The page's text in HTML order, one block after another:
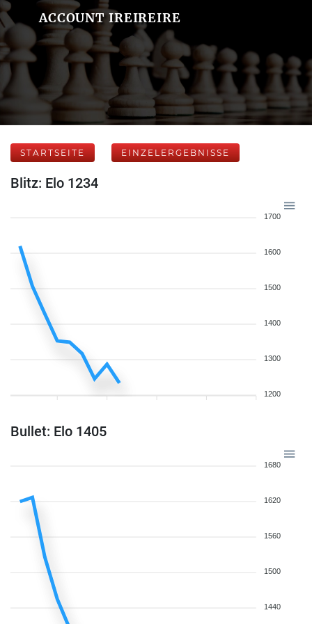
ACCOUNT IREIREIRE
STARTSEITE EINZELERGEBNISSE
Blitz: Elo 1234
1700
1600
1500
1400
1300
1200
Bullet: Elo 1405
1680
1620
1560
1500
1440